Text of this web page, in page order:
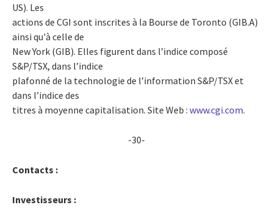
US). Les
actions de CGI sont inscrites à la Bourse de Toronto (GIB.A)
ainsi qu'à celle de
New York (GIB). Elles figurent dans l’indice composé
S&P/TSX, dans l’indice
plafonné de la technologie de l’information S&P/TSX et
dans l’indice des
titres à moyenne capitalisation. Site Web : www.cgi.com.
-30-
Contacts :
Investisseurs :